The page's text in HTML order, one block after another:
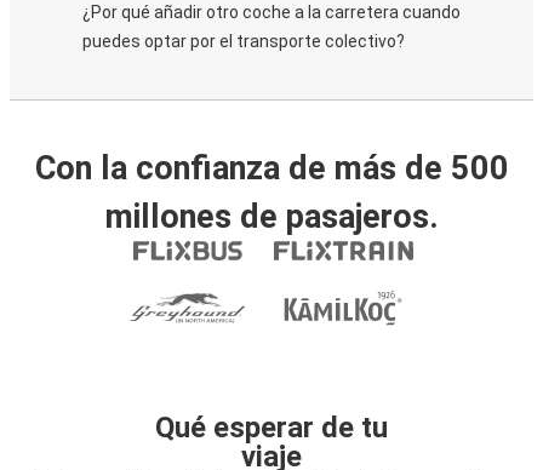
¿Por qué añadir otro coche a la carretera cuando
puedes optar por el transporte colectivo?
Con la confianza de más de 500
millones de pasajeros.
Qué esperar de tu
viaje